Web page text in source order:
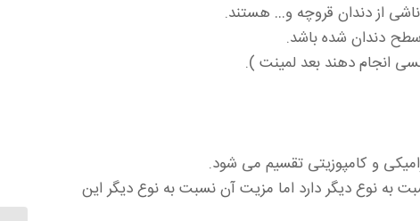
از دندان قروچه و… هستند.
دندان شده باشد.
انجام دهند بعد لمینت ).
و کامپوزیتی تقسیم می شود.
به نوع دیگر دارد اما مزیت آن نسبت به نوع دیگر این